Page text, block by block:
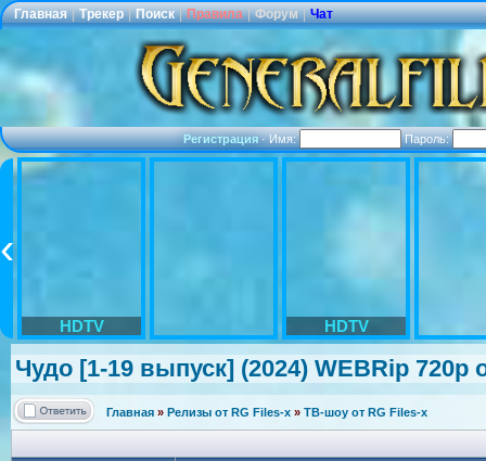
Главная | Трекер | Поиск | Правила | Форум | Чат
Регистрация·Имя: Пароль:
HDTV HDTV
Чудо [1-19 выпуск] (2024) WEBRip 720p
Главная » Релизы от RG Files-x » ТВ-шоу от RG Files-x